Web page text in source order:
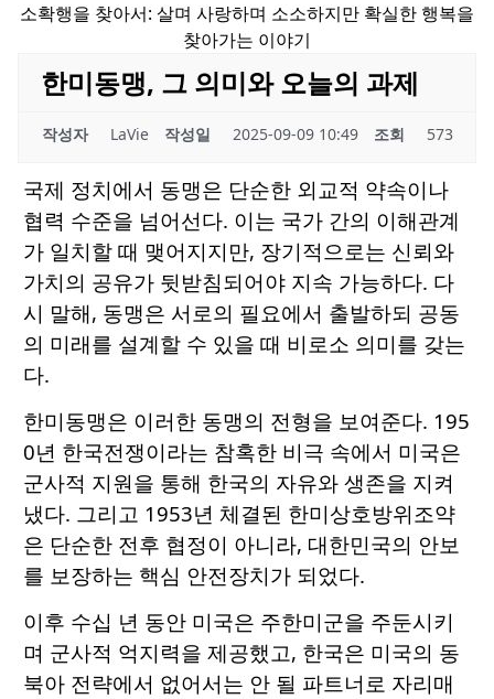
소확행을 찾아서: 살며 사랑하며 소소하지만 확실한 행복을
찾아가는 이야기
한미동맹, 그 의미와 오늘의 과제
작성자 LaVie 작성일 2025-09-09 10:49 조회 573
국제 정치에서 동맹은 단순한 외교적 약속이나
협력 수준을 넘어선다. 이는 국가 간의 이해관계
가 일치할 때 맺어지지만, 장기적으로는 신뢰와
가치의 공유가 뒷받침되어야 지속 가능하다. 다
시 말해, 동맹은 서로의 필요에서 출발하되 공동
의 미래를 설계할 수 있을 때 비로소 의미를 갖는
다.
한미동맹은 이러한 동맹의 전형을 보여준다. 195
0년 한국전쟁이라는 참혹한 비극 속에서 미국은
군사적 지원을 통해 한국의 자유와 생존을 지켜
냈다. 그리고 1953년 체결된 한미상호방위조약
은 단순한 전후 협정이 아니라, 대한민국의 안보
를 보장하는 핵심 안전장치가 되었다.
이후 수십 년 동안 미국은 주한미군을 주둔시키
며 군사적 억지력을 제공했고, 한국은 미국의 동
북아 전략에서 없어서는 안 될 파트너로 자리매